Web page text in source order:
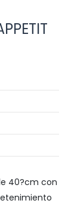
40?cm con